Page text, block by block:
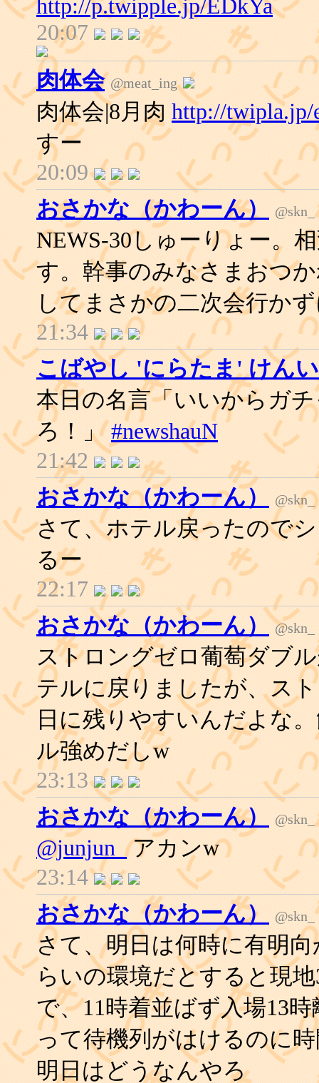
http://p.twipple.jp/EDkYa
20:07
肉体会 @meat_ing
肉体会|8月肉 http://twipla.jp/
すー
20:09
おさかな（かわーん）
@skn_
NEWS-30しゅーりょー。
す。幹事のみなさまおつ
してまさかの二次会行か
21:34
こばやし 'にらたま' けん
本日の名言「いいからガ
ろ！」#newshauN
21:42
おさかな（かわーん）
@skn_
さて、ホテル戻ったので
るー
22:17
おさかな（かわーん） @skn_
ストロングゼロ葡萄ダブ
テルに戻りましたが、ス
日に残りやすいんだよな
ル強めだしw
23:13
おさかな（かわーん）
@skn_
@junjun_アカンw
23:14
おさかな（かわーん）
@skn_
さて、明日は何時に有明
らいの環境だとすると現
で、11時着並ばず入場13
って待機列がはけるのに
明日はどうなんやろ